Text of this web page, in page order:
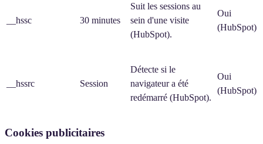
__hssc 30 minutes
Suit les sessions au
sein d'une visite
(HubSpot).
Oui
(HubSpot)
__hssrc Session
Détecte si le
navigateur a été
redémarré (HubSpot).
Oui
(HubSpot)
Cookies publicitaires